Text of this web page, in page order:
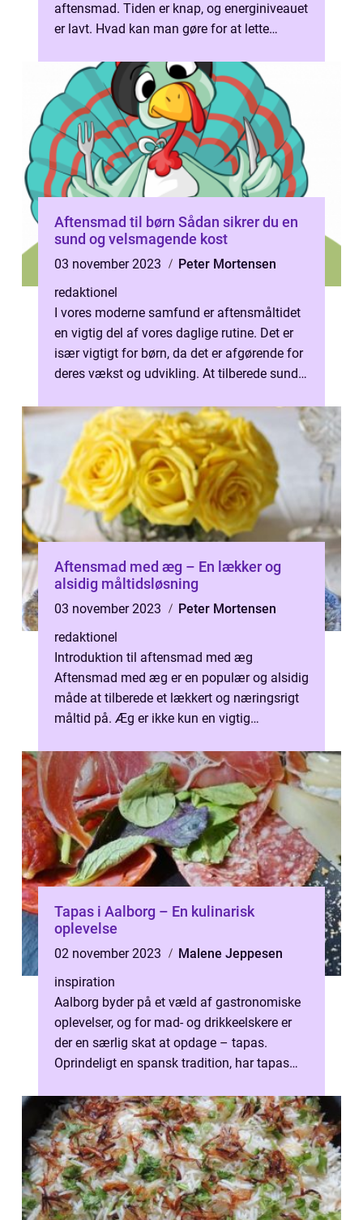
aftensmad. Tiden er knap, og energiniveauet
er lavt. Hvad kan man gøre for at lette
Aftensmad til børn Sådan sikrer du en
sund og velsmagende kost
03 november 2023
Peter Mortensen
redaktionel
I vores moderne samfund er aftensmåltidet
en vigtig del af vores daglige rutine. Det er
især vigtigt for børn, da det er afgørende for
deres vækst og udvikling. At tilberede sund
Aftensmad med æg – En lækker og
alsidig måltidsløsning
03 november 2023
Peter Mortensen
redaktionel
Introduktion til aftensmad med æg
Aftensmad med æg er en populær og alsidig
måde at tilberede et lækkert og næringsrigt
måltid på. Æg er ikke kun en vigtig
være...
Tapas i Aalborg – En kulinarisk
oplevelse
02 november 2023
Malene Jeppesen
inspiration
Aalborg byder på et væld af gastronomiske
oplevelser, og for mad- og drikkeelskere er
der en særlig skat at opdage – tapas.
Oprindeligt en spansk tradition, har tapas